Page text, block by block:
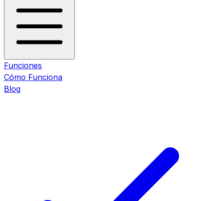
Funciones
Cómo Funciona
Blog